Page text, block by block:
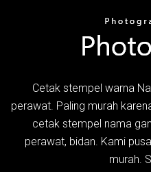
Cetak stempel warna
perawat. Paling murah
cetak stempel nama
perawat, bidan. Kami
murah.